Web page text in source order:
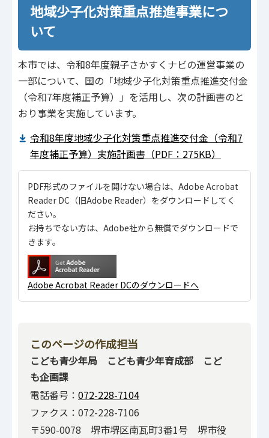
地域少子化対策重点推進事業につ
いて
本市では、令和8年度親子さかすくナビの運営事業の
一部について、国の「地域少子化対策重点推進交付金
（令和7年度補正予算）」を活用し、次の計画書のと
おり事業を実施しています。
令和8年度地域少子化対策重点推進交付金（令和7
年度補正予算）実施計画書（PDF：275KB）
PDF形式のファイルを開けない場合は、Adobe Acrobat
Reader DC（旧Adobe Reader）をダウンロードしてく
ださい。
お持ちでない方は、Adobe社から無償でダウンロードで
きます。
Adobe Acrobat Reader DCのダウンロードへ
このページの作成担当
こども青少年局 こども青少年育成部 こど
も企画課
電話番号： 072-228-7104
ファクス：072-228-7106
〒590-0078 堺市堺区南瓦町3番1号 堺市役